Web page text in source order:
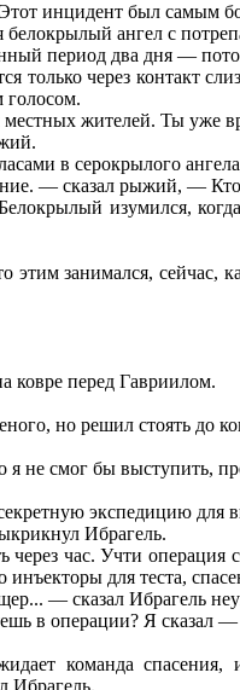
инцидент был самым
ангел с
период два дня —
только через контакт
жителей. Ты уже
в серокрылого
— сказал рыжий, — Кто
изумился,
этим занимался,
ковре перед Гавриилом.
но решил стоять до
не смог бы выступить,
экспедицию для
Ибрагель.
час. Учти операция
инъекторы для теста,
— сказал Ибрагель
в операции? Я сказал
команда